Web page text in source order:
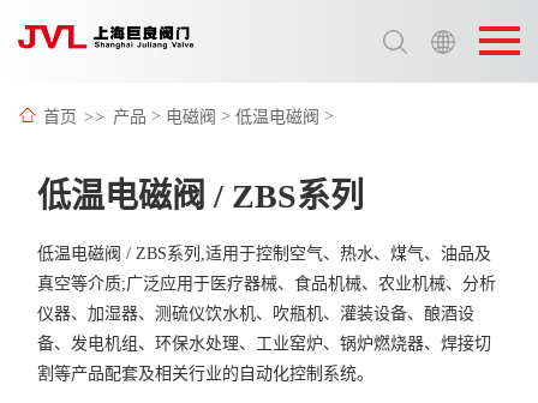
选择语言:
英语 / English
首页 >> 产品 > 电磁阀 > 低温电磁阀 >
低温电磁阀 / ZBS系列
低温电磁阀 / ZBS系列,适用于控制空气、热水、煤气、油品及
真空等介质;广泛应用于医疗器械、食品机械、农业机械、分析
仪器、加湿器、测硫仪饮水机、吹瓶机、灌装设备、酿酒设
备、发电机组、环保水处理、工业窑炉、锅炉燃烧器、焊接切
割等产品配套及相关行业的自动化控制系统。